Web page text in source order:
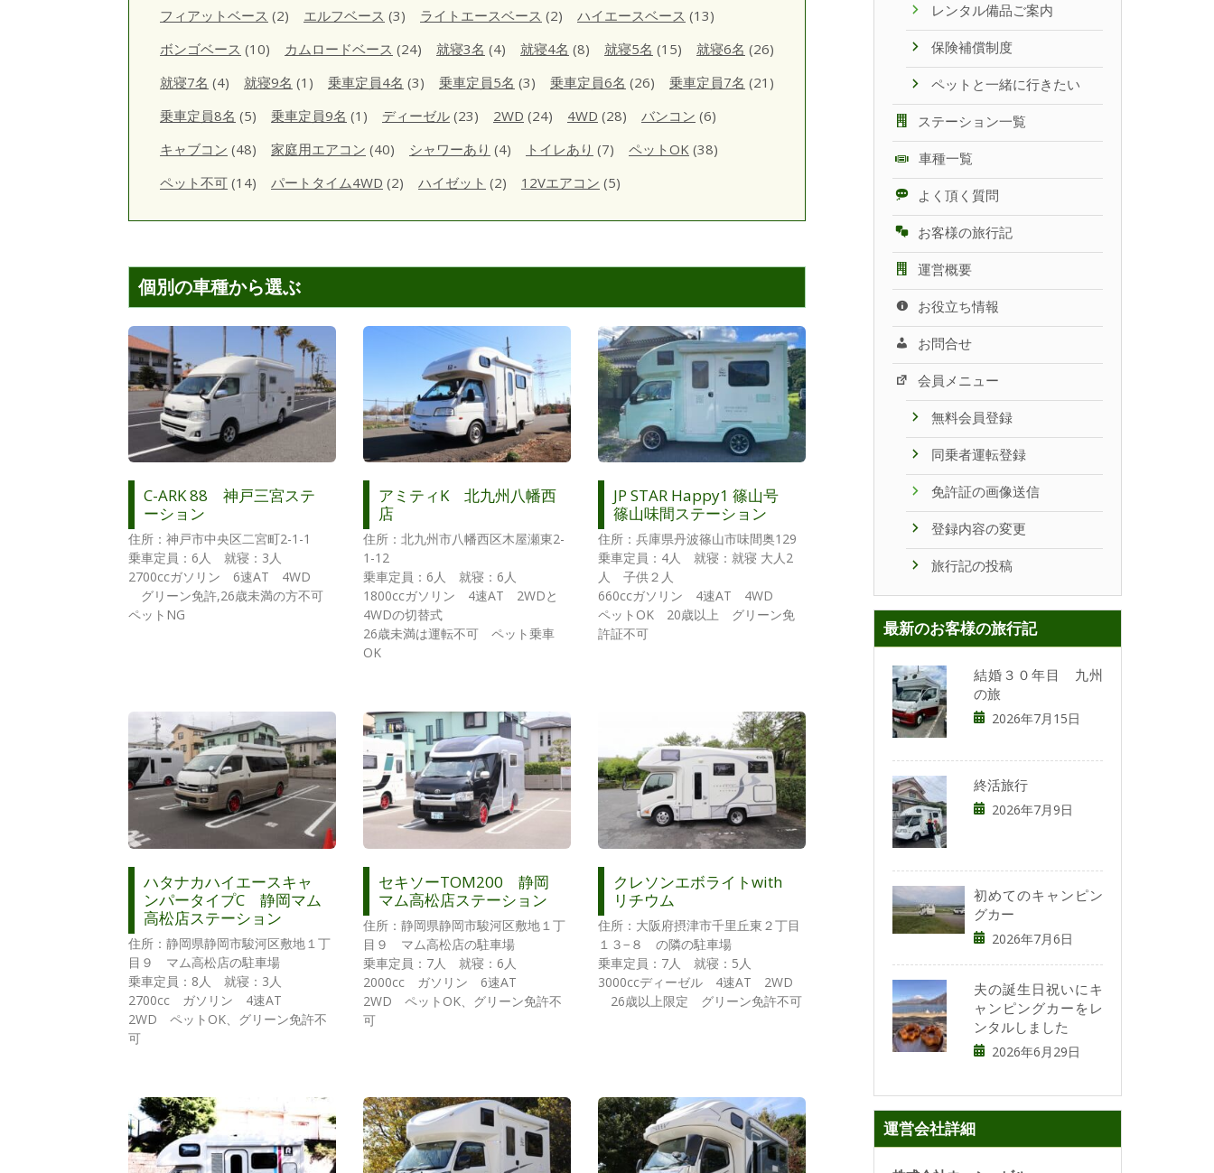
フィアットベース (2) エルフベース (3) ライトエースベース (2) ハイエースベース (13)
ボンゴベース (10) カムロードベース (24) 就寝3名 (4) 就寝4名 (8) 就寝5名 (15) 就寝6名 (26)
就寝7名 (4) 就寝9名 (1) 乗車定員4名 (3) 乗車定員5名 (3) 乗車定員6名 (26) 乗車定員7名 (21)
乗車定員8名 (5) 乗車定員9名 (1) ディーゼル (23) 2WD (24) 4WD (28) バンコン (6)
キャブコン (48) 家庭用エアコン (40) シャワーあり (4) トイレあり (7) ペットOK (38)
ペット不可 (14) パートタイム4WD (2) ハイゼット (2) 12Vエアコン (5)
個別の車種から選ぶ
C-ARK 88 神戸三宮ステ
ーション
住所：神戸市中央区二宮町2-1-1
乗車定員：6人 就寝：3人
2700ccガソリン 6速AT 4WD
グリーン免許,26歳未満の方不可
ペットNG
アミティK 北九州八幡西
店
住所：北九州市八幡西区木屋瀬東2-
1-12
乗車定員：6人 就寝：6人
1800ccガソリン 4速AT 2WDと
4WDの切替式
26歳未満は運転不可 ペット乗車
OK
JP STAR Happy1 篠山号
篠山味間ステーション
住所：兵庫県丹波篠山市味間奥129
乗車定員：4人 就寝：就寝 大人2
人 子供２人
660ccガソリン 4速AT 4WD
ペットOK 20歳以上 グリーン免
許証不可
ハタナカハイエースキャ
ンパータイプC 静岡マム
高松店ステーション
住所：静岡県静岡市駿河区敷地１丁
目９ マム高松店の駐車場
乗車定員：8人 就寝：3人
2700cc ガソリン 4速AT
2WD ペットOK、グリーン免許不
可
セキソーTOM200 静岡
マム高松店ステーション
住所：静岡県静岡市駿河区敷地１丁
目９ マム高松店の駐車場
乗車定員：7人 就寝：6人
2000cc ガソリン 6速AT
2WD ペットOK、グリーン免許不
可
クレソンエボライトwith
リチウム
住所：大阪府摂津市千里丘東２丁目
１３−８ の隣の駐車場
乗車定員：7人 就寝：5人
3000ccディーゼル 4速AT 2WD
26歳以上限定 グリーン免許不可
レンタル備品ご案内
保険補償制度
ペットと一緒に行きたい
ステーション一覧
車種一覧
よく頂く質問
お客様の旅行記
運営概要
お役立ち情報
お問合せ
会員メニュー
無料会員登録
同乗者運転登録
免許証の画像送信
登録内容の変更
旅行記の投稿
最新のお客様の旅行記
結婚３０年目 九州
の旅
2026年7月15日
終活旅行
2026年7月9日
初めてのキャンピン
グカー
2026年7月6日
夫の誕生日祝いにキ
ャンピングカーをレ
ンタルしました
2026年6月29日
運営会社詳細